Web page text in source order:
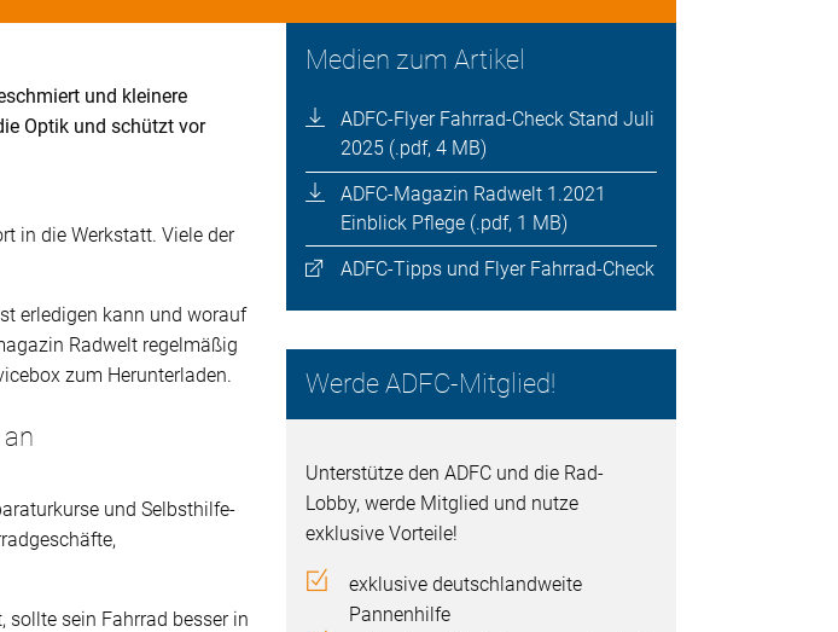
Medien zum Artikel
ADFC-Flyer Fahrrad-Check Stand Juli
2025 (.pdf, 4 MB)
ADFC-Magazin Radwelt 1.2021
Einblick Pflege (.pdf, 1 MB)
ADFC-Tipps und Flyer Fahrrad-Check
Werde ADFC-Mitglied!
Unterstütze den ADFC und die Rad-
Lobby, werde Mitglied und nutze
exklusive Vorteile!
exklusive deutschlandweite
Pannenhilfe
und kleinere
Optik und schützt vor
in die Werkstatt. Viele der
erledigen kann und worauf
Radwelt regelmäßig
zum Herunterladen.
und Selbsthilfe-
sollte sein Fahrrad besser in